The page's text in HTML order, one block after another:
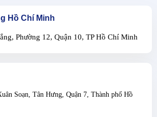
Hồ Chí Minh
Phường 12, Quận 10, TP Hồ Chí Minh
Soạn, Tân Hưng, Quận 7, Thành phố Hồ